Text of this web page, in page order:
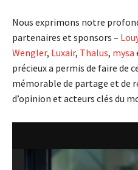
Nous exprimons notre
partenaires et sponsors –
Wengler, Luxair, Thalus, mysa
précieux a permis de faire de
mémorable de partage et de
d’opinion et acteurs clés du